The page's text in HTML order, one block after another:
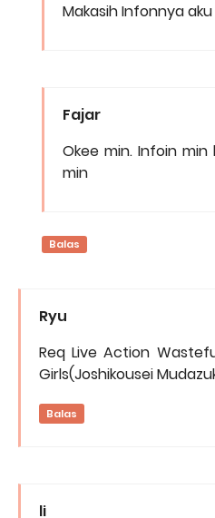
Makasih Infonnya
Fajar
Okee min. Infoin min
min
Balas
Ryu
Req Live Action
Girls(Joshikousei
Balas
li